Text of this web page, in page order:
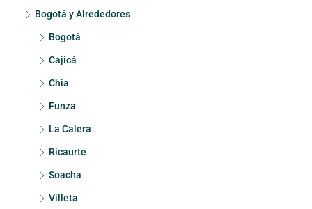
Bogotá y Alrededores
Bogotá
Cajicá
Chia
Funza
La Calera
Ricaurte
Soacha
Villeta